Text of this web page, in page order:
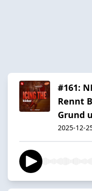
#161:
Rennt
Grund
2025-12-